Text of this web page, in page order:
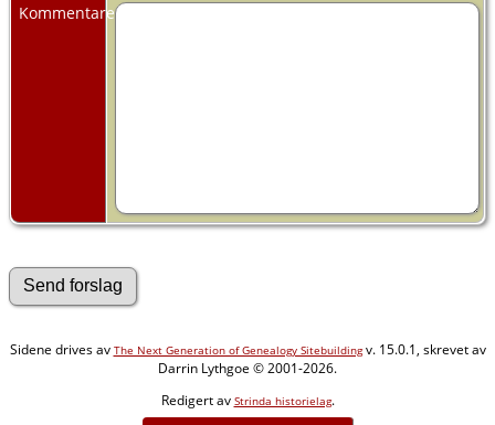
Kommentarer:
Sidene drives av The Next Generation of Genealogy Sitebuildingv. 15.0.1, skrevet av
Darrin Lythgoe © 2001-2026.
Redigert av Strinda historielag.